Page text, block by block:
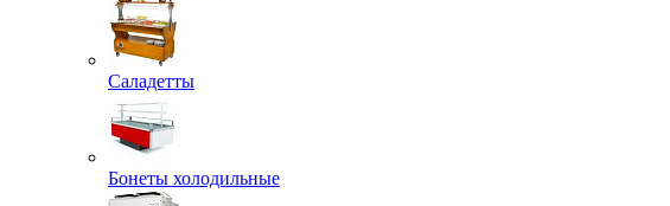
Саладетты
Бонеты холодильные